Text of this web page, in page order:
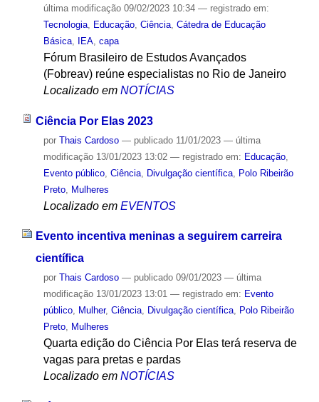
última modificação09/02/2023 10:34 — registrado em:
Tecnologia, Educação, Ciência, Cátedra de Educação
Básica, IEA, capa
Fórum Brasileiro de Estudos Avançados
(Fobreav) reúne especialistas no Rio de Janeiro
Localizado em NOTÍCIAS
Ciência Por Elas 2023
por Thais Cardoso — publicado11/01/2023 — última
modificação13/01/2023 13:02 — registrado em: Educação,
Evento público, Ciência, Divulgação científica, Polo Ribeirão
Preto, Mulheres
Localizado em EVENTOS
Evento incentiva meninas a seguirem carreira
científica
por Thais Cardoso — publicado09/01/2023 — última
modificação13/01/2023 13:01 — registrado em: Evento
público, Mulher, Ciência, Divulgação científica, Polo Ribeirão
Preto, Mulheres
Quarta edição do Ciência Por Elas terá reserva de
vagas para pretas e pardas
Localizado em NOTÍCIAS